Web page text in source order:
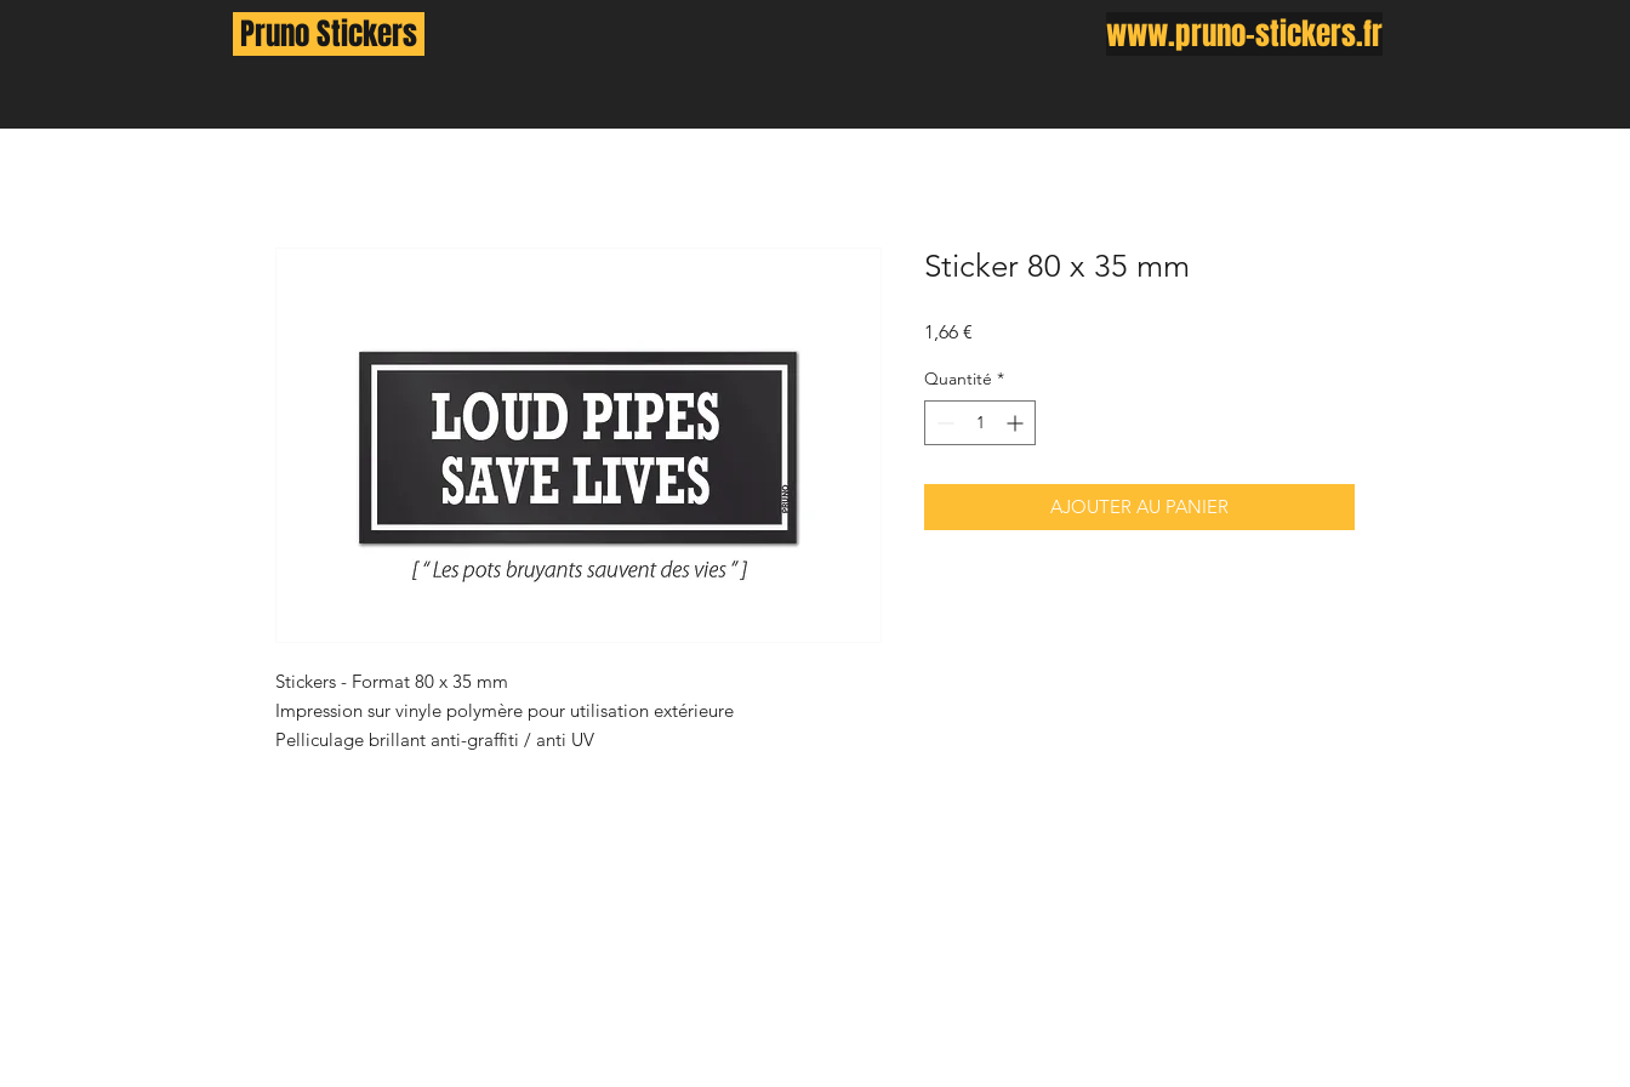
Stickers - Format 80 x 35 mm
Impression sur vinyle polymère pour utilisation extérieure
Pelliculage brillant anti-graffiti / anti UV
Sticker 80 x 35 mm
1,66 €
Quantité *
AJOUTER AU PANIER
Pruno Stickers www.pruno-stickers.fr